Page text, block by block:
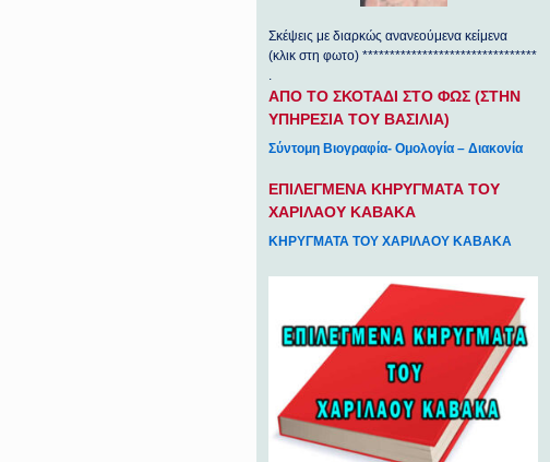
Σκέψεις με διαρκώς ανανεούμενα κείμενα
(κλικ στη φωτο) ********************************
.
ΑΠΟ ΤΟ ΣΚΟΤΑΔΙ ΣΤΟ ΦΩΣ (ΣΤΗΝ
ΥΠΗΡΕΣΙΑ ΤΟΥ ΒΑΣΙΛΙΑ)
Σύντομη Βιογραφία- Ομολογία – Διακονία
ΕΠΙΛΕΓΜΕΝΑ ΚΗΡΥΓΜΑΤΑ ΤΟΥ
ΧΑΡΙΛΑΟΥ ΚΑΒΑΚΑ
ΚΗΡΥΓΜΑΤΑ ΤΟΥ ΧΑΡΙΛΑΟΥ ΚΑΒΑΚΑ